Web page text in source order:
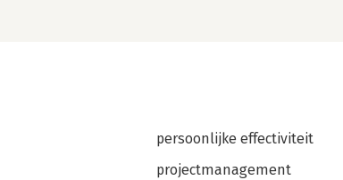
persoonlijke effectiviteit
projectmanagement